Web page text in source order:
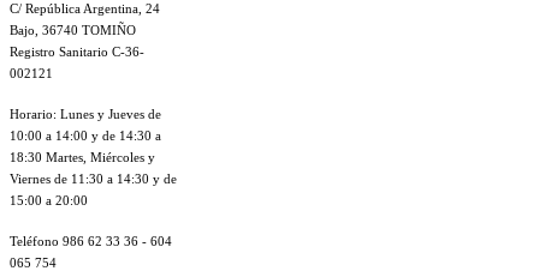
C/ República Argentina, 24
Bajo, 36740 TOMIÑO
Registro Sanitario C-36-
002121
Horario: Lunes y Jueves de
10:00 a 14:00 y de 14:30 a
18:30 Martes, Miércoles y
Viernes de 11:30 a 14:30 y de
15:00 a 20:00
Teléfono 986 62 33 36 - 604
065 754